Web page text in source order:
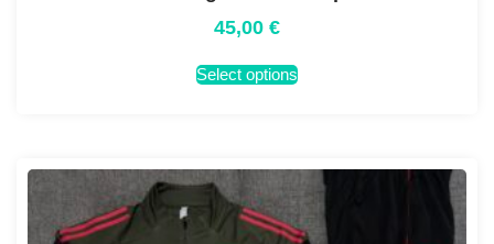
45,00 €
Select options